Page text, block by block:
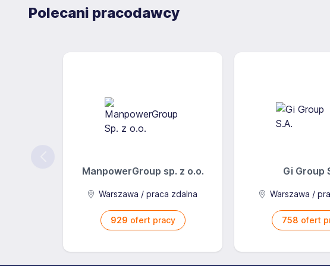
Kodeksu pracy, a także następujących informacji należących do
przedstawiające mój wizerunek oraz informacje dotyczące mojego
jestem świadomy/świadoma tego, iż na etapie rekrutacji ani
nie może żądać ode mnie wyrażenia takiej zgody (szczególna
wyniku rekrutacji. Rozumiem oraz przyjmuję do wiadomości, że
zatrudnienie, a także nie może powodować wobec niej
nie może stanowić przyczyny uzasadniającej odmowę
rozwiązanie bez wypowiedzenia przez pracodawcę. Zobowiązuje
danych osobowych dotyczących wyroków skazujących oraz
Rozporządzenia, niezależnie od tego czy byłem/byłam wcześniej
wiadomości oraz zgadzam się na to, żeby dr Dominik Matczak
Polecani pracodawcy
ManpowerGroup sp. z o.o.
Warszawa / praca zdalna
929 ofert pracy
Gi Group
Warszawa /
758 ofert